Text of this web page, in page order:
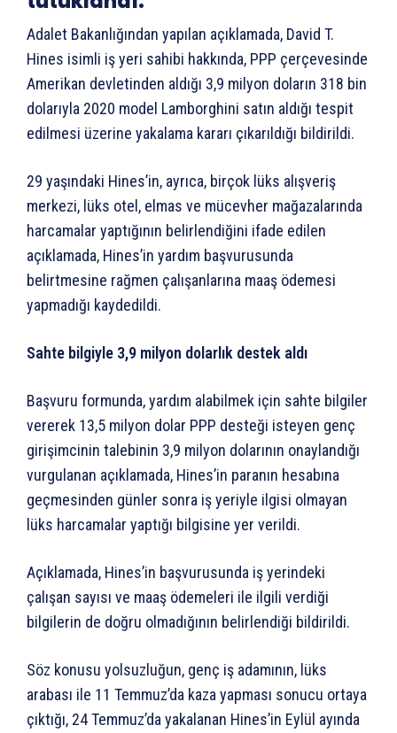
Adalet Bakanlığından yapılan açıklamada, David T.
Hines isimli iş yeri sahibi hakkında, PPP çerçevesinde
Amerikan devletinden aldığı 3,9 milyon doların 318 bin
dolarıyla 2020 model Lamborghini satın aldığı tespit
edilmesi üzerine yakalama kararı çıkarıldığı bildirildi.
29 yaşındaki Hines’in, ayrıca, birçok lüks alışveriş
merkezi, lüks otel, elmas ve mücevher mağazalarında
harcamalar yaptığının belirlendiğini ifade edilen
açıklamada, Hines’in yardım başvurusunda
belirtmesine rağmen çalışanlarına maaş ödemesi
yapmadığı kaydedildi.
Sahte bilgiyle 3,9 milyon dolarlık destek aldı
Başvuru formunda, yardım alabilmek için sahte bilgiler
vererek 13,5 milyon dolar PPP desteği isteyen genç
girişimcinin talebinin 3,9 milyon dolarının onaylandığı
vurgulanan açıklamada, Hines’in paranın hesabına
geçmesinden günler sonra iş yeriyle ilgisi olmayan
lüks harcamalar yaptığı bilgisine yer verildi.
Açıklamada, Hines’in başvurusunda iş yerindeki
çalışan sayısı ve maaş ödemeleri ile ilgili verdiği
bilgilerin de doğru olmadığının belirlendiği bildirildi.
Söz konusu yolsuzluğun, genç iş adamının, lüks
arabası ile 11 Temmuz’da kaza yapması sonucu ortaya
çıktığı, 24 Temmuz’da yakalanan Hines’in Eylül ayında